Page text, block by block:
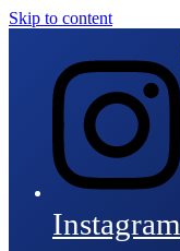
Skip to content
Instagram